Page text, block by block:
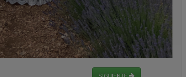
SIGUIENTE